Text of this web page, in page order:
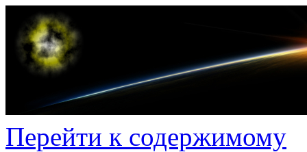
Перейти к содержимому